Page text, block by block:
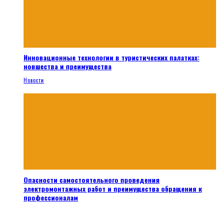
Инновационные технологии в туристических палатках:
новшества и преимущества
Новости
Опасности самостоятельного проведения
электромонтажных работ и преимущества обращения к
профессионалам